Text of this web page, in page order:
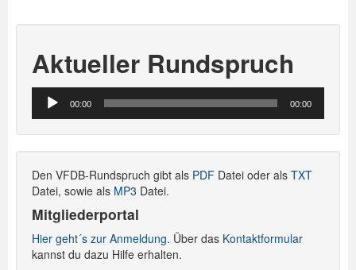
Aktueller Rundspruch
Audio-
Player
00:00 00:00
Den VFDB-Rundspruch gibt als PDF Datei oder als TXT
Datei, sowie als MP3 Datei.
Mitgliederportal
Hier geht´s zur Anmeldung. Über das Kontaktformular
kannst du dazu Hilfe erhalten.